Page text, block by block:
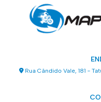
Rua Cândido Vale, 181 -